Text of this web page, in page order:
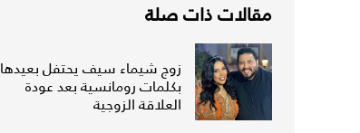
مقالات ذات صلة
زوج شيماء سيف يحتفل بعيدها
بكلمات رومانسية بعد عودة
العلاقة الزوجية